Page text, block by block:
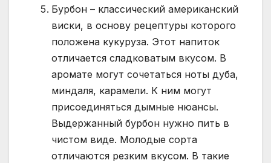
Бурбон – классический американский
виски, в основу рецептуры которого
положена кукуруза. Этот напиток
отличается сладковатым вкусом. В
аромате могут сочетаться ноты дуба,
миндаля, карамели. К ним могут
присоединяться дымные нюансы.
Выдержанный бурбон нужно пить в
чистом виде. Молодые сорта
отличаются резким вкусом. В такие